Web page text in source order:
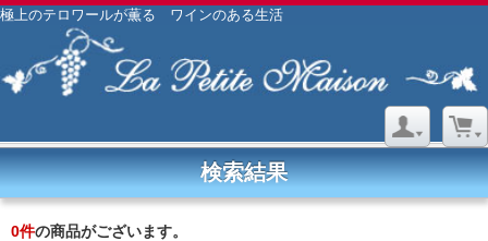
極上のテロワールが薫る ワインのある生活
検索結果
0件の商品がございます。